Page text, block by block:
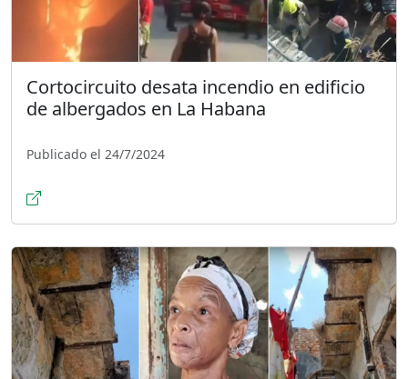
Cortocircuito desata incendio en edificio
de albergados en La Habana
Publicado el 24/7/2024